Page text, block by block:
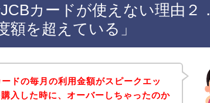
カードが使えない理由２．
額を超えている」
ドの毎月の利用金額がスピークエッ
入した時に、オーバーしちゃったのか